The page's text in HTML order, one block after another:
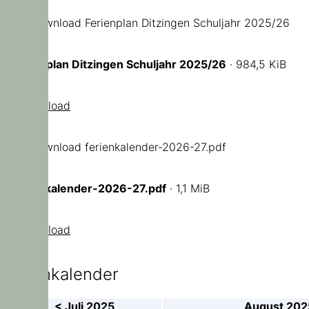
Ferienplan Ditzingen Schuljahr 2025/26 · 984,5 KiB
Download
ferienkalender-2026-27.pdf · 1,1 MiB
Download
Elternkalender